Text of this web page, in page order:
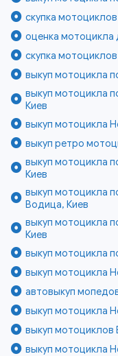
скупка
оценка мотоцикла
скупка мотоциклов
выкуп мотоцикла
выкуп мотоцикла
Киев
выкуп мотоцикла
выкуп ретро
выкуп мотоцикла
Киев
выкуп мотоцикла
Водица, Киев
выкуп мотоцикла
Киев
выкуп мотоцикла
выкуп мотоцикла
автовыкуп
выкуп мотоцикла
выкуп мотоциклов
выкуп мотоцикла